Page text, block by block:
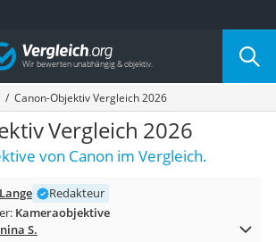
nach Kategorie
Canon-Objektiv Vergleich 2026
Vergleich 2026
von Canon im Vergleich.
Redakteur
Kameraobjektive
S.